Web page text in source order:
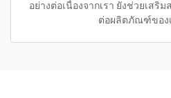
อย่างต่อเนื่องจากเรา ยังช่วยเสริ
ต่อผลิตภัณฑ์ของ